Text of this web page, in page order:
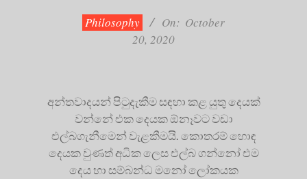
Philosophy On: October
20, 2020
අන්තවාදයන් පිටුදැකීම සඳහා කළ යුතු දෙයක්
වන්නේ එක දෙයක ඕනෑවට වඩා
එල්බගැනීමෙන් වැළකීමයි. කොතරම් හොඳ
දෙයක වුණත් අධික ලෙස එල්බ ගන්නෝ එම
දෙය හා සම්බන්ධ මනෝ ලෝකයක